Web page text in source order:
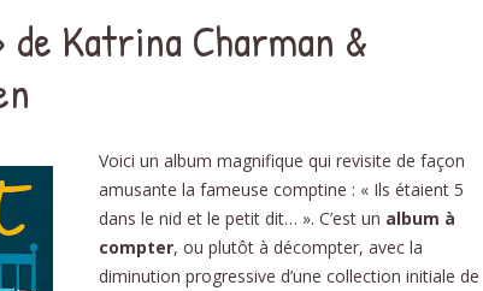
Katrina Charman &
Voici un album magnifique qui revisite de façon
amusante la fameuse comptine : « Ils étaient 5
dans le nid et le petit dit… ». C’est un album à
compter, ou plutôt à décompter, avec la
diminution progressive d’une collection initiale de